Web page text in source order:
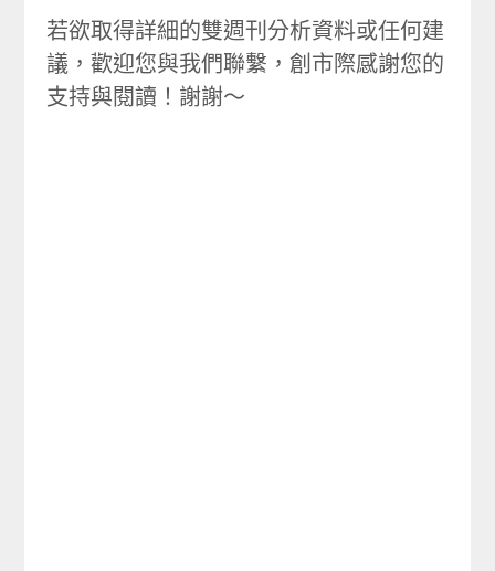
若欲取得詳細的雙週刊分析資料或任何建
議，歡迎您與我們聯繫，創市際感謝您的
支持與閱讀！謝謝～